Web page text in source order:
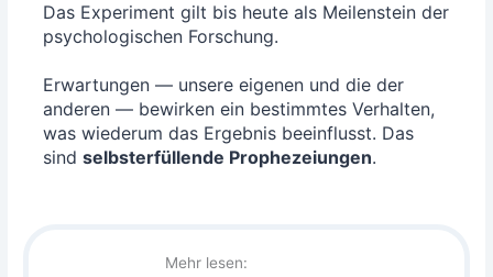
Das Expe­ri­ment gilt bis heu­te als Mei­len­stein der
psy­cho­lo­gi­schen For­schung.
Erwar­tun­gen — unse­re eige­nen und die der
ande­ren — bewir­ken ein bestimm­tes Ver­hal­ten,
was wie­der­um das Ergeb­nis beein­flusst. Das
sindselbst­er­fül­len­de Pro­phe­zei­un­gen.
Mehr lesen: